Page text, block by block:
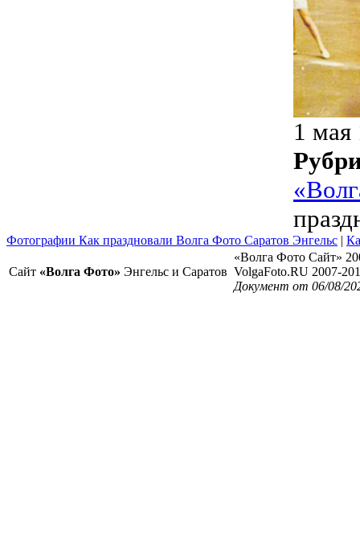
1 мая
Фотографии Как праздновали Волга Фото Саратов Энгельс |
Сайт «Волга Фото» Энгельс и Саратов
«Волга Фото Сайт»
VolgaFoto.RU 2007-
Документ от 06/08/